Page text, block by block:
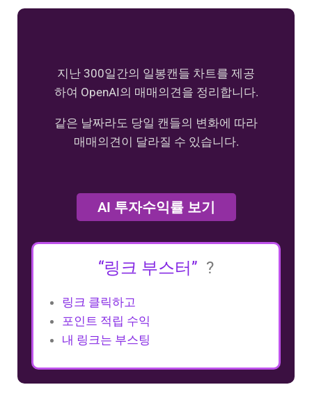
지난 300일간의 일봉캔들 차트를 제공
하여 OpenAI의 매매의견을 정리합니다.
같은 날짜라도 당일 캔들의 변화에 따라
매매의견이 달라질 수 있습니다.
AI 투자수익률 보기
“링크 부스터” ?
링크 클릭하고
포인트 적립 수익
내 링크는 부스팅